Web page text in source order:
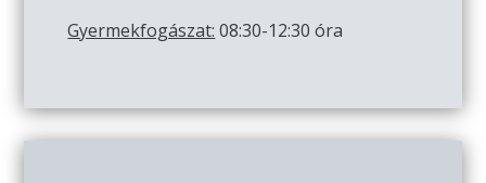
Gyermekfogászat: 08:30-12:30 óra